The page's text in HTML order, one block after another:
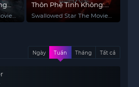
Thôn Phệ Tinh Không:
Huyết Lạc Đại Lục
Swallowed Star The Movie:
Ngày Tuần Tháng Tất cả